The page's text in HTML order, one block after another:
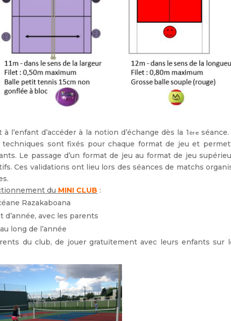
l’enfant d’accéder à la notion d’échange dès la 1 èreséance.
sont fixés pour chaque format de jeu et
Le passage d’un format de jeu au format de jeu
Ces validations ont lieu lors des séances de matchs
du MINI CLUB :
Razakaboana
avec les parents
long de l’année
du club, de jouer gratuitement avec leurs enfants sur